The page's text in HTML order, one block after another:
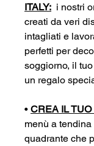
ITALY: i nostri
creati da veri
intagliati e
perfetti per
soggiorno, il
un regalo
• CREA IL TUO
menù a
quadrante che